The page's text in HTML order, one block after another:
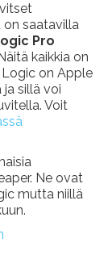
on saatavilla
Pro
kaikkia on
on Apple
sillä voi
Voit
Ne ovat
mutta niillä